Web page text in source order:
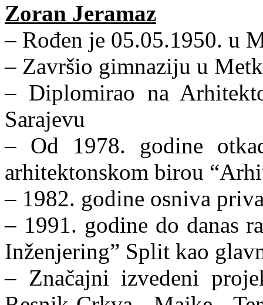
Zoran Jeramaz
– Rođen je 05.05.1950. u
– Završio gimnaziju u
– Diplomirao na
Sarajevu
– Od 1978. godine
arhitektonskom birou
– 1982. godine osniva
– 1991. godine do danas
Inženjering” Split kao
– Značajni izvedeni